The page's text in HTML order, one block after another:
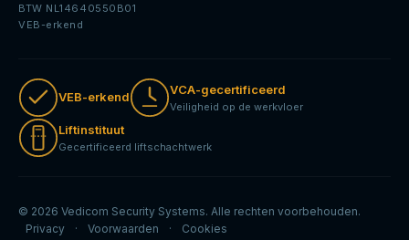
BTW NL14640550B01
VEB-erkend
VEB-erkend
VCA-gecertificeerd
Veiligheid op de werkvloer
Liftinstituut
Gecertificeerd liftschachtwerk
© 2026 Vedicom Security Systems. Alle rechten voorbehouden.
Privacy
· Voorwaarden · Cookies